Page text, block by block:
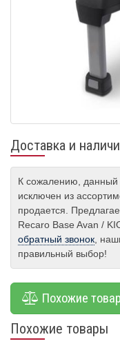
Доставка и
К сожалению, данный
исключен из
продается.
Recaro Base Avan /
обратный звонок,
правильный выбор!
Похожие
Похожие товары